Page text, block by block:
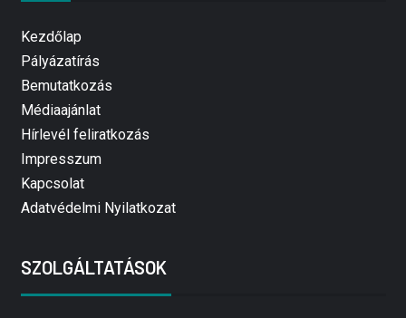
Kezdőlap
Pályázatírás
Bemutatkozás
Médiaajánlat
Hírlevél feliratkozás
Impresszum
Kapcsolat
Adatvédelmi Nyilatkozat
SZOLGÁLTATÁSOK